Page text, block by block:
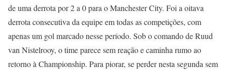
de uma derrota por 2 a 0 para o Manchester City. Foi a oitava
derrota consecutiva da equipe em todas as competições, com
apenas um gol marcado nesse período. Sob o comando de Ruud
van Nistelrooy, o time parece sem reação e caminha rumo ao
retorno à Championship. Para piorar, se perder nesta segunda sem